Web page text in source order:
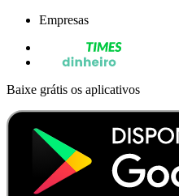
Empresas
Baixe grátis os aplicativos